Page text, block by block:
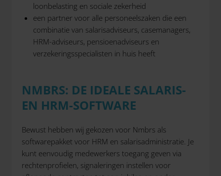
loonbelasting en sociale zekerheid
een partner voor alle personeelszaken die een
combinatie van salarisadviseurs, casemanagers,
HRM-adviseurs, pensioenadviseurs en
verzekeringsspecialisten in huis heeft
NMBRS: DE IDEALE SALARIS-
EN HRM-SOFTWARE
Bewust hebben wij gekozen voor Nmbrs als
softwarepakket voor HRM en salarisadministratie. Je
kunt eenvoudig medewerkers toegang geven via
rechtenprofielen, signaleringen instellen voor